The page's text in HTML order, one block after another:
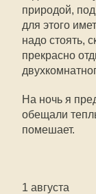
природой,
для этого
надо стоять,
прекрасно
На ночь я
обещали
помешает.
1 августа